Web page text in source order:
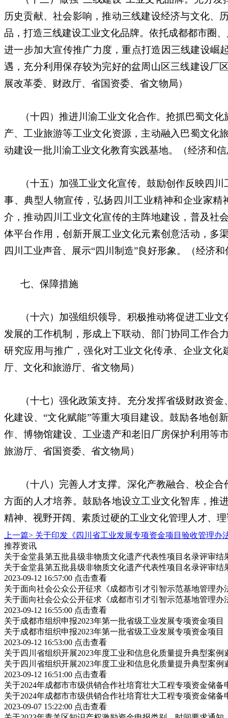
历史贡献、社会影响，推动三线建设经济与文化、
品，打造三线建设工业文化品牌。依托成都都市圈
进一步加大宣传推广力度，重点打造因三线建设崛
遇，充分利用保存较为完好的盆周山区三线建设厂
展改革委、财政厅、省国资委、省文物局）
（十四）推进川渝工业文化合作。抢抓巴蜀文
产、工业旅游等工业文化资源，主动融入巴蜀文化
动建设一批川渝工业文化教育实践基地。（经济和
（十五）加强工业文化宣传。鼓励创作反映四
事、典型人物宣传，弘扬四川工业精神和企业家
介，推动四川工业文化宣传的主阵地建设，普及社
体平台作用，创新开展工业文化元素创意活动，多
四川工业声音、展示“四川制造”良好形象。（经济
七、保障措施
（十六）加强组织领导。积极推动将促进工业
发展的工作机制，形成上下联动、部门协同工作合
研究应用与推广，强化对工业文化传承、企业文
厅、文化和旅游厅、省文物局）
（十七）强化政策支持。充分发挥省级财政资
化建设、“文化赋能”等重大项目建设。鼓励各地创
作、博物馆建设、工业遗产和老旧厂房保护利用等
旅游厅、省国资委、省文物局）
（十八）完善人才支撑。深化产教融合、校企
方面的人才培养。鼓励各地设立工业文化智库，推
精神、视野开阔、素质过硬的工业文化管理人才、
上一篇> 关于印发《四川省工业发展专项资金项目验收管理办
推荐资讯
关于金堂县第五批县级非物质文化遗产代表性项目名录评审结
关于金堂县第五批县级非物质文化遗产代表性项目名录评审结
2023-09-12 16:57:00 点击查看
关于面向社会公众公开征求《成都市引才引智示范基地管理办
关于面向社会公众公开征求《成都市引才引智示范基地管理办
2023-09-12 16:55:00 点击查看
关于成都市组织申报2023年第一批省级工业发展专项资金项
关于成都市组织申报2023年第一批省级工业发展专项资金项
2023-09-12 16:53:00 点击查看
关于四川省组织开展2023年度工业和信息化质量提升典型案例
关于四川省组织开展2023年度工业和信息化质量提升典型案例
2023-09-12 16:51:00 点击查看
关于2024年成都市市级供销合作社培育壮大工程专项资金储
关于2024年成都市市级供销合作社培育壮大工程专项资金储
2023-09-07 15:22:00 点击查看